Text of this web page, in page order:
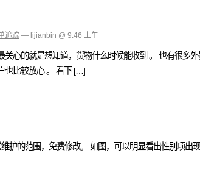
追踪 — lijianbin @ 9:46 上午
心的就是想知道，货物什么时候能收到 。 也有很多
也比较放心 。 看下 […]
护的范围，免费修改。 如图，可以明显看出性别项出